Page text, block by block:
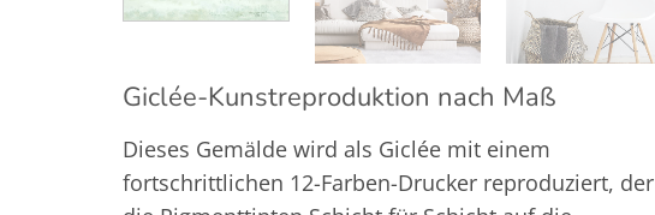
Giclée-Kunstreproduktion nach Maß
Dieses Gemälde wird als Giclée mit einem
fortschrittlichen 12-Farben-Drucker reproduziert, der